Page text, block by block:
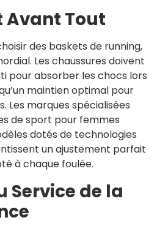
Avant Tout
des baskets de running,
Les chaussures doivent
pour absorber les chocs lors
maintien optimal pour
Les marques spécialisées
de sport pour femmes
dotés de technologies
un ajustement parfait
à chaque foulée.
Service de la